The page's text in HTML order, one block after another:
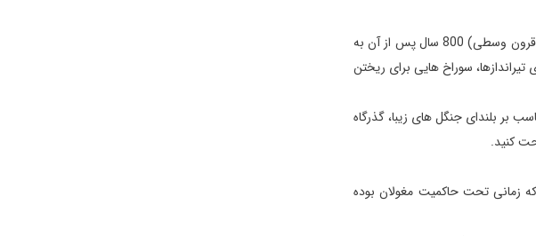
این بنا در اصل سازه ای مربوط به دوره ساسانیان در ایرانِ پیش از اسلام بوده است، سلجوقیان باهوش و زیرك (ترك های قرون وسطی) 800 سال پس از آن به
بوده و پنجره هایی برای سنگرگیری تیراندازها، سوراخ هایی برای ریختن
بر بلندای جنگل های زیبا، گذرگاه
كنید.
زمانی تحت حاكمیت مغولان بوده